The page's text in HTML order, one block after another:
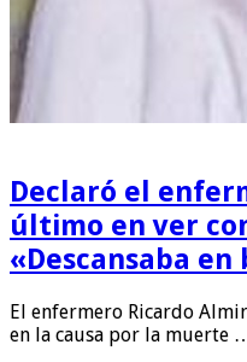
Declaró el
último en ver
«Descansaba
El enfermero Ricardo
en la causa por la muerte